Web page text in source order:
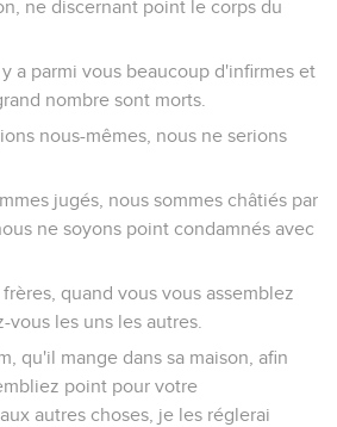
ne discernant point le corps du
a parmi vous beaucoup d'infirmes et
nombre sont morts.
nous-mêmes, nous ne serions
jugés, nous sommes châtiés par
ne soyons point condamnés avec
quand vous vous assemblez
les uns les autres.
qu'il mange dans sa maison, afin
point pour votre
autres choses, je les réglerai